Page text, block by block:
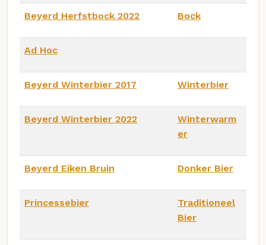
Beyerd Herfstbock 2022 Bock
Ad Hoc
Beyerd Winterbier 2017 Winterbier
Beyerd Winterbier 2022
Winterwarm
er
Beyerd Eiken Bruin Donker Bier
Princessebier
Traditioneel
Bier